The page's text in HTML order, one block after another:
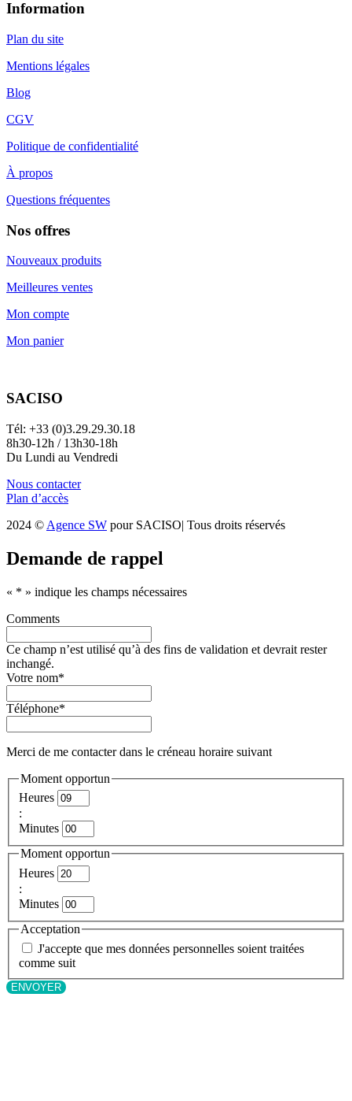
Information
Plan du site
Mentions légales
Blog
CGV
Politique de confidentialité
À propos
Questions fréquentes
Nos offres
Nouveaux produits
Meilleures ventes
Mon compte
Mon panier
SACISO
Tél: +33 (0)3.29.29.30.18
8h30-12h / 13h30-18h
Du Lundi au Vendredi
Nous contacter
Plan d’accès
2024 © Agence SW pour SACISO| Tous droits réservés
Demande de rappel
« * » indique les champs nécessaires
Comments
Ce champ n’est utilisé qu’à des fins de validation et devrait rester
inchangé.
Votre nom*
Téléphone*
Merci de me contacter dans le créneau horaire suivant
Moment opportun
Heures
:
Minutes
Moment opportun
Heures
:
Minutes
Acceptation
J'accepte que mes données personnelles soient traitées
comme suit